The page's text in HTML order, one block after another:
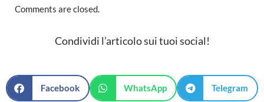
Comments are closed.
Condividi l’articolo sui tuoi social!
Facebook WhatsApp Telegram